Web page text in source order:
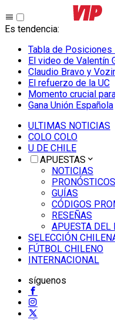
Es tendencia:
Tabla de Posiciones
El video de Valentín
Claudio Bravo y
El refuerzo de la UC
Momento crucial
Gana Unión Española
ULTIMAS NOTICIAS
COLO COLO
U DE CHILE
APUESTAS
NOTICIAS
PRONÓSTICOS
GUÍAS
CÓDIGOS
RESEÑAS
APUESTA DEL
SELECCIÓN
FÚTBOL CHILENO
INTERNACIONAL
síguenos